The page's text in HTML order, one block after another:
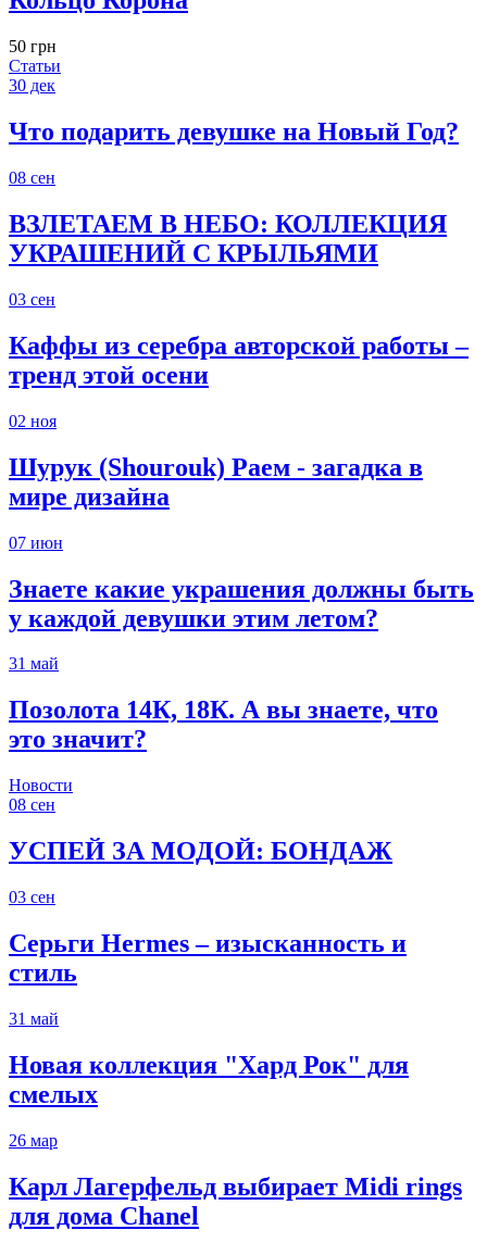
50 грн
Статьи
30 дек
Что подарить девушке на Новый Год?
08 сен
ВЗЛЕТАЕМ В НЕБО: КОЛЛЕКЦИЯ
УКРАШЕНИЙ С КРЫЛЬЯМИ
03 сен
Каффы из серебра авторской работы –
тренд этой осени
02 ноя
Шурук (Shourouk) Раем - загадка в
мире дизайна
07 июн
Знаете какие украшения должны быть
у каждой девушки этим летом?
31 май
Позолота 14К, 18К. А вы знаете, что
это значит?
Новости
08 сен
УСПЕЙ ЗА МОДОЙ: БОНДАЖ
03 сен
Серьги Hermes – изысканность и
стиль
31 май
Новая коллекция "Хард Рок" для
смелых
26 мар
Карл Лагерфельд выбирает Midi rings
для дома Chanel